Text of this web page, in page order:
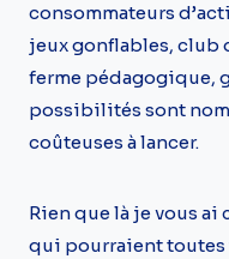
consommateurs
jeux gonflables, club
ferme pédagogique,
possibilités sont
coûteuses à lancer.
Rien que là je vous
qui pourraient toutes